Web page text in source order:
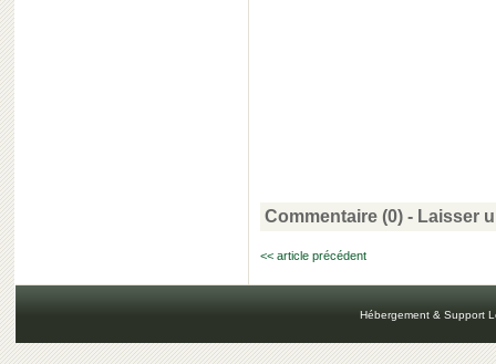
Commentaire (0) - Laisser
<< article précédent
Hébergement & Support